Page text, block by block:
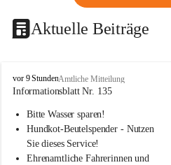
Aktuelle Beiträge
B
u
h
vor 9 StundenAmtliche Mitteilung
Informationsblatt Nr. 135
Bitte Wasser sparen!
Hundkot-Beutelspender - Nutzen
Sie dieses Service!
Ehrenamtliche Fahrerinnen und